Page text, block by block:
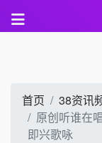
首页
38资讯
原创听谁在
即兴歌咏